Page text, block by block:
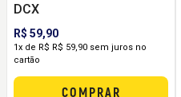
DCX
R$ 59,90
1x de R$ R$ 59,90 sem juros no
cartão
COMPRAR